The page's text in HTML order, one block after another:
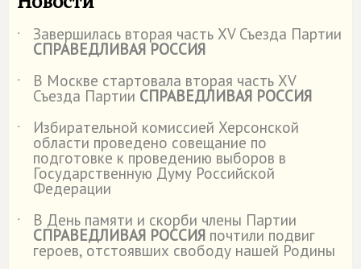
˙ Завершилась вторая часть XV Съезда Партии
СПРАВЕДЛИВАЯ РОССИЯ
˙
В Москве стартовала вторая часть XV
Съезда Партии СПРАВЕДЛИВАЯ РОССИЯ
˙
Избирательной комиссией Херсонской
области проведено совещание по
подготовке к проведению выборов в
Государственную Думу Российской
Федерации
˙
В День памяти и скорби члены Партии
СПРАВЕДЛИВАЯ РОССИЯ почтили подвиг
героев, отстоявших свободу нашей Родины